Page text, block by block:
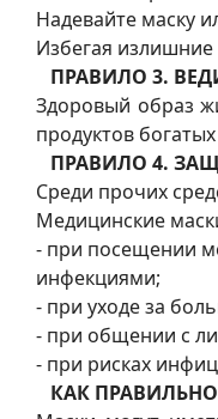
Надевайте маску
Избегая
ПРАВИЛО 3.
Здоровый образ
продуктов
ПРАВИЛО 4.
Среди прочих
Медицинские
- при посещении
инфекциями;
- при уходе за
- при общении с
- при рисках
КАК